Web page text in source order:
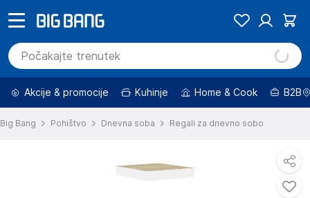
Akcije & promocije Kuhinje Home & Cook B2B
Big Bang Pohištvo Dnevna soba Regali za dnevno sobo